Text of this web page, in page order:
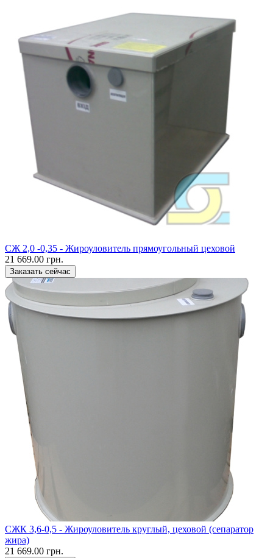
CЖ 2,0 -0,35 - Жироуловитель прямоугольный цеховой
21 669.00 грн.
Заказать сейчас
CЖК 3,6-0,5 - Жироуловитель круглый, цеховой (сепаратор
жира)
21 669.00 грн.